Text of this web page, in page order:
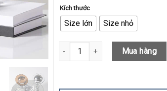
Kích thước
Size lớn Size nhỏ
Mô Hình Sao Hỏa Pha Lê quantity
Mua hàng